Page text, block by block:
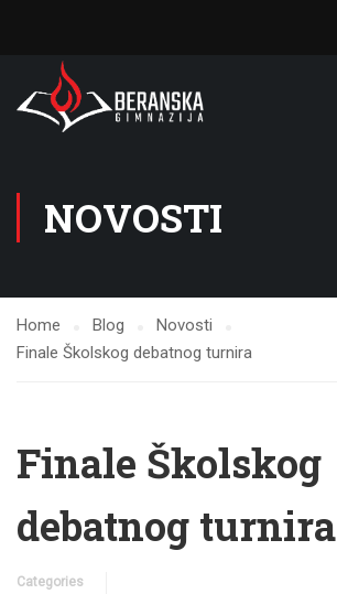
NOVOSTI
Home Blog
Novosti
Finale Školskog debatnog turnira
Finale Školskog
debatnog turnira
Categories